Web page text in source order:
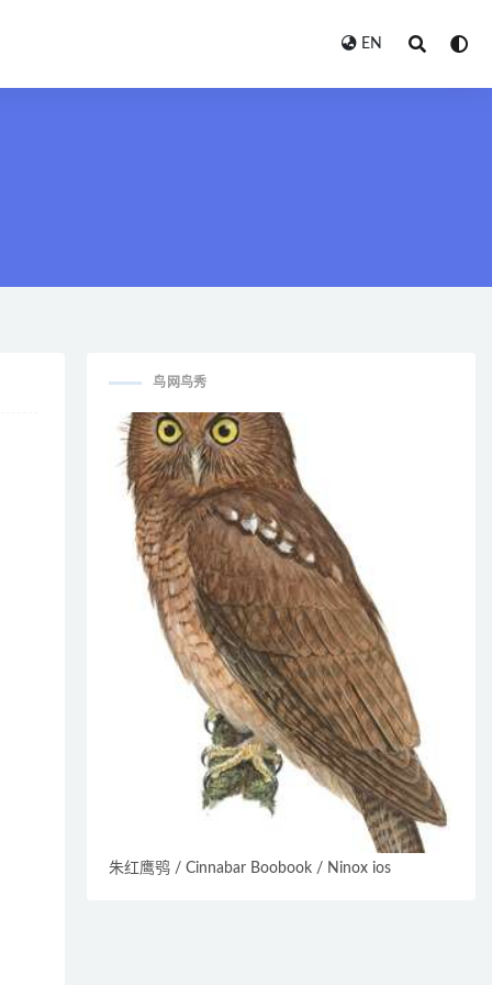
EN
鸟网鸟秀
朱红鹰鸮 / Cinnabar Boobook / Ninox ios